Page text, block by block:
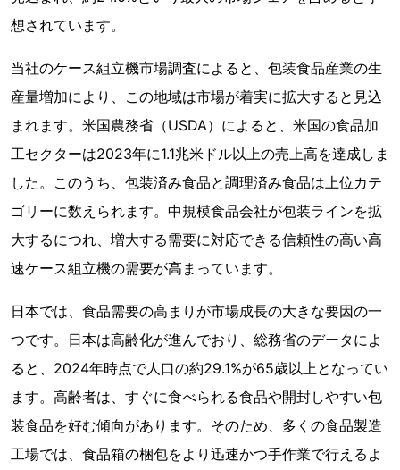
想されています。
当社のケース組立機市場調査によると、包装食品産業の生
産量増加により、この地域は市場が着実に拡大すると見込
まれます。米国農務省（USDA）によると、米国の食品加
工セクターは2023年に1.1兆米ドル以上の売上高を達成しま
した。このうち、包装済み食品と調理済み食品は上位カテ
ゴリーに数えられます。中規模食品会社が包装ラインを拡
大するにつれ、増大する需要に対応できる信頼性の高い高
速ケース組立機の需要が高まっています。
日本では、食品需要の高まりが市場成長の大きな要因の一
つです。日本は高齢化が進んでおり、総務省のデータによ
ると、2024年時点で人口の約29.1%が65歳以上となってい
ます。高齢者は、すぐに食べられる食品や開封しやすい包
装食品を好む傾向があります。そのため、多くの食品製造
工場では、食品箱の梱包をより迅速かつ手作業で行えるよ